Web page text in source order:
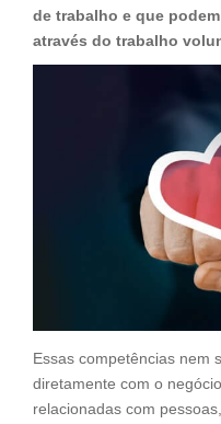
de trabalho e que
através do trabalho
Essas competências nem
diretamente com o
relacionadas com